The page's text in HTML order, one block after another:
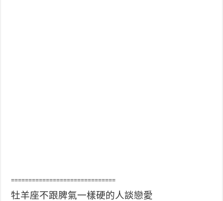
==============================
牡羊座不跟脾氣一樣硬的人談戀愛